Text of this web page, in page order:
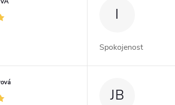
I
Spokojenost
JB